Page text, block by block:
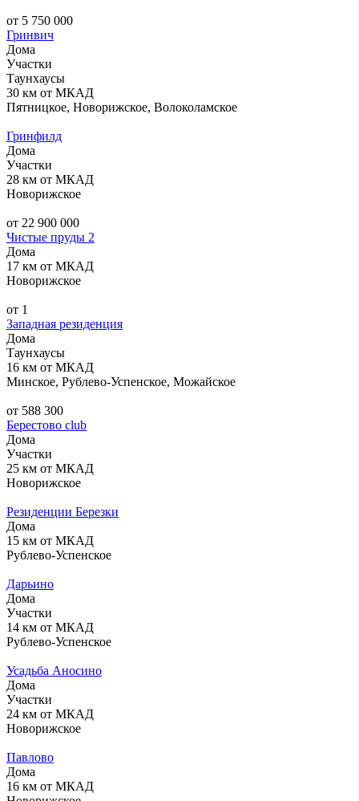
от 5 750 000
Гринвич
Дома
Участки
Таунхаусы
30 км от МКАД
Пятницкое, Новорижское, Волоколамское
Гринфилд
Дома
Участки
28 км от МКАД
Новорижское
от 22 900 000
Чистые пруды 2
Дома
17 км от МКАД
Новорижское
от 1
Западная резиденция
Дома
Таунхаусы
16 км от МКАД
Минское, Рублево-Успенское, Можайское
от 588 300
Берестово club
Дома
Участки
25 км от МКАД
Новорижское
Резиденции Березки
Дома
15 км от МКАД
Рублево-Успенское
Дарьино
Дома
Участки
14 км от МКАД
Рублево-Успенское
Усадьба Аносино
Дома
Участки
24 км от МКАД
Новорижское
Павлово
Дома
16 км от МКАД